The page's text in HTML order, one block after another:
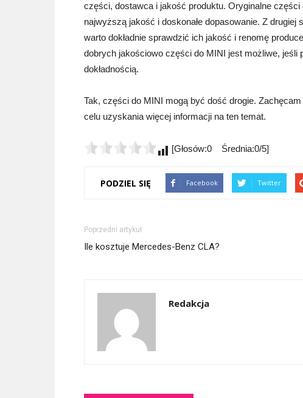
części, dostawca i jakość produktu. Oryginalne
najwyższą jakość i doskonałe dopasowanie. Z
warto dokładnie sprawdzić ich jakość i renomę
dobrych jakościowo części do MINI jest możliwe, jeśli
dokładnością.
Tak, części do MINI mogą być dość drogie.
celu uzyskania więcej informacji na ten temat.
[Głosów:0 Średnia:0/5]
PODZIEL SIĘ Facebook Twitter
Poprzedni artykuł
Ile kosztuje Mercedes-Benz CLA?
Redakcja